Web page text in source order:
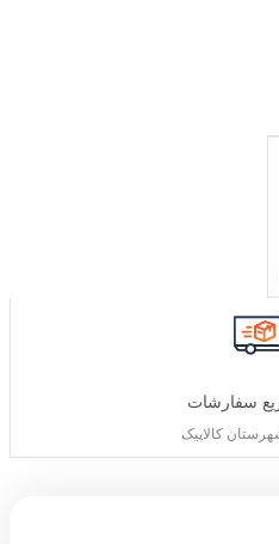
سفارشات
کالاپیک